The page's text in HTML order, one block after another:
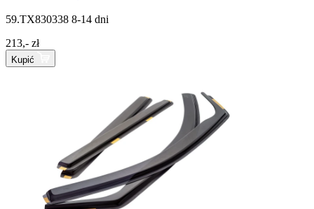
59.TX830338 8-14 dni
213,- zł
Kupić